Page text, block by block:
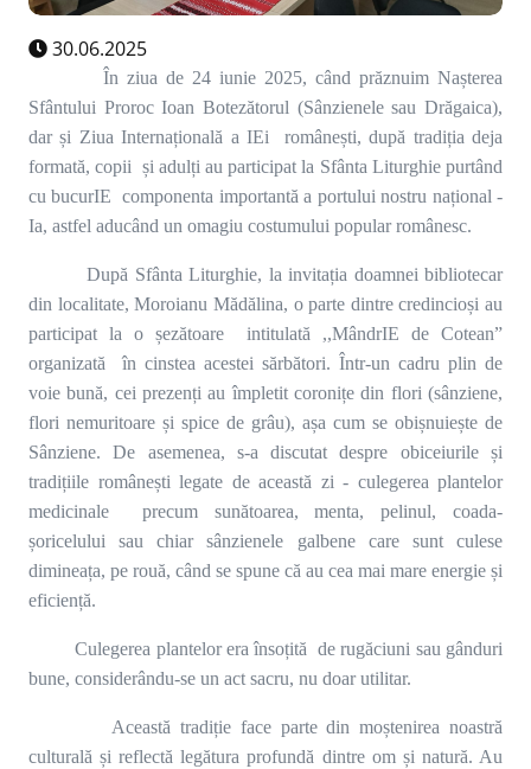
30.06.2025
În ziua de 24 iunie 2025, când prăznuim Nașterea
Sfântului Proroc Ioan Botezătorul (Sânzienele sau Drăgaica),
dar și Ziua Internațională a IEi românești, după tradiția deja
formată, copii și adulți au participat la Sfânta Liturghie purtând
cu bucurIE componenta importantă a portului nostru național -
Ia, astfel aducând un omagiu costumului popular românesc.
După Sfânta Liturghie, la invitația doamnei bibliotecar
din localitate, Moroianu Mădălina, o parte dintre credincioși au
participat la o șezătoare intitulată ,,MândrIE de Cotean”
organizată în cinstea acestei sărbători. Într-un cadru plin de
voie bună, cei prezenți au împletit coronițe din flori (sânziene,
flori nemuritoare și spice de grâu), așa cum se obișnuiește de
Sânziene. De asemenea, s-a discutat despre obiceiurile și
tradițiile românești legate de această zi - culegerea plantelor
medicinale precum sunătoarea, menta, pelinul, coada-
șoricelului sau chiar sânzienele galbene care sunt culese
dimineața, pe rouă, când se spune că au cea mai mare energie și
eficiență.
Culegerea plantelor era însoțită de rugăciuni sau gânduri
bune, considerându-se un act sacru, nu doar utilitar.
Această tradiție face parte din moștenirea noastră
culturală și reflectă legătura profundă dintre om și natură. Au